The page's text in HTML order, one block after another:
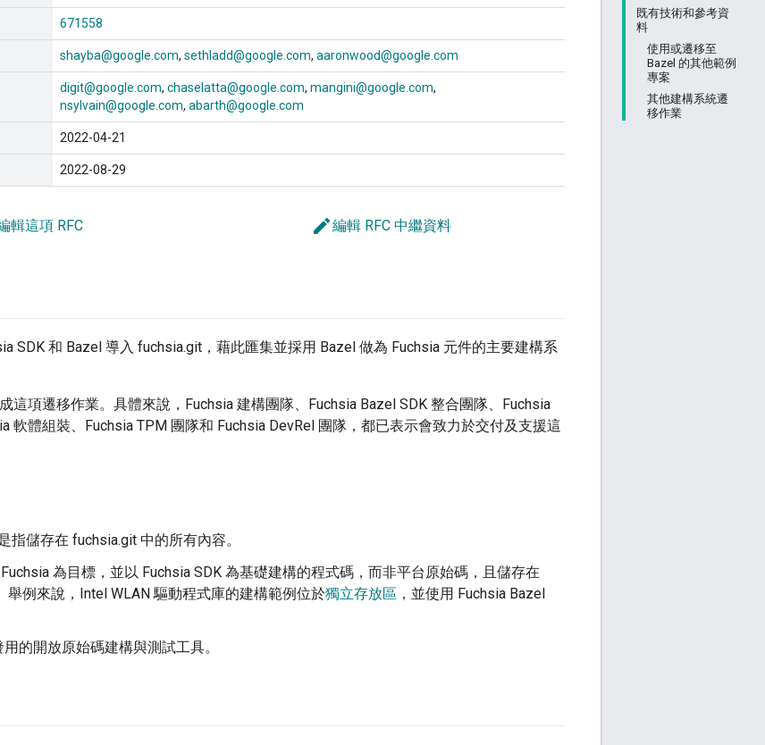
既有技術和參考資
料
使用或遷移至
Bazel 的其他範例
專案
其他建構系統遷
移作業
671558
shayba@google.com sethladd@google.com aaronwood@google.com
digit@google.com chaselatta@google.com mangini@google.com
nsylvain@google.com abarth@google.com
2022-04-21
2022-08-29
輯這項 RFC edit編輯 RFC 中繼資料
SDK 和 Bazel 導入 fuchsia.git，藉此匯集並採用 Bazel 做為 Fuchsia 元件的主要建構系
這項遷移作業。具體來說，Fuchsia 建構團隊、Fuchsia Bazel SDK 整合團隊、Fuchsia
軟體組裝、Fuchsia TPM 團隊和 Fuchsia DevRel 團隊，都已表示會致力於交付及支援這
指儲存在 fuchsia.git 中的所有內容。
Fuchsia 為目標，並以 Fuchsia SDK 為基礎建構的程式碼，而非平台原始碼，且儲存在
舉例來說，Intel WLAN 驅動程式庫的建構範例位於獨立存放區 ，並使用 Fuchsia Bazel
的開放原始碼建構與測試工具。